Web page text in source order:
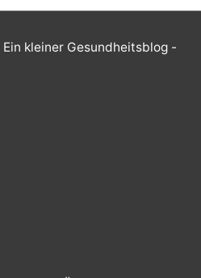
Ein kleiner Gesundheitsblog -